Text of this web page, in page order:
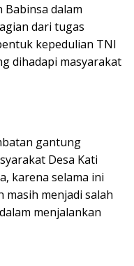
dalam
dari tugas
kepedulian TNI
dihadapi masyarakat
gantung
Desa Kati
karena selama ini
menjadi salah
menjalankan